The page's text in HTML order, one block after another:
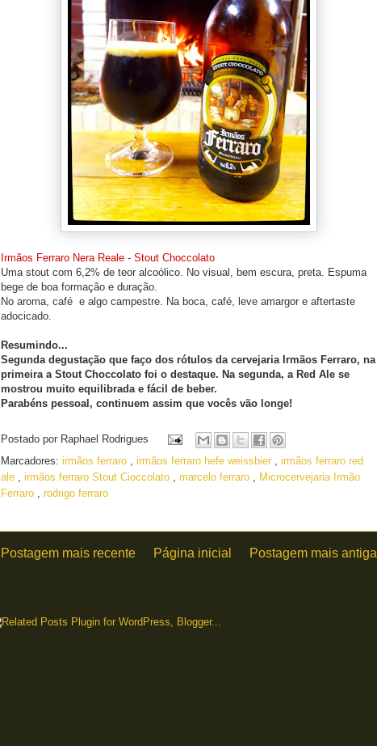
Irmãos Ferraro Nera Reale - Stout Choccolato
Uma stout com 6,2% de teor alcoólico. No visual, bem escura, preta. Espuma
bege de boa formação e duração.
No aroma, café e algo campestre. Na boca, café, leve amargor e aftertaste
adocicado.
Resumindo...
Segunda degustação que faço dos rótulos da cervejaria Irmãos Ferraro, na
primeira a Stout Choccolato foi o destaque. Na segunda, a Red Ale se
mostrou muito equilibrada e fácil de beber.
Parabéns pessoal, continuem assim que vocês vão longe!
Postado por Raphael Rodrigues
Marcadores: irmãos ferraro , irmãos ferraro hefe weissbier , irmãos ferraro red
ale , irmãos ferraro Stout Cioccolato , marcelo ferraro , Microcervejaria Irmão
Ferraro , rodrigo ferraro
Postagem mais recente Postagem mais antiga
Página inicial